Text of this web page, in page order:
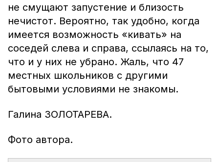
не смущают запустение и близость
нечистот. Вероятно, так удобно, когда
имеется возможность «кивать» на
соседей слева и справа, ссылаясь на то,
что и у них не убрано. Жаль, что 47
местных школьников с другими
бытовыми условиями не знакомы.
Галина ЗОЛОТАРЕВА.
Фото автора.